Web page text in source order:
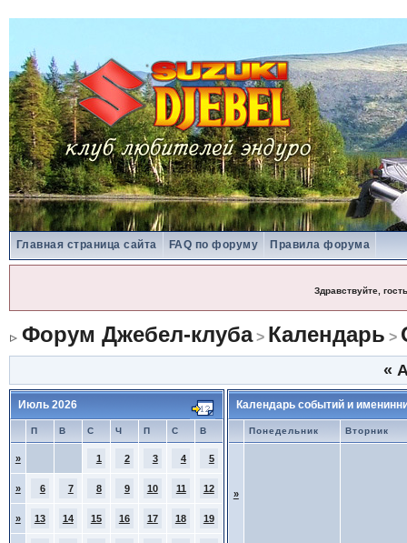
Главная страница сайта FAQ по форуму Правила форума
Здравствуйте, гость
Форум Джебел-клуба> Календарь >
«
Июль 2026
П В С Ч П С В
» 1 2 3 4 5
» 6 7 8 9 10 11 12
» 13 14 15 16 17 18 19
Календарь событий и
Понедельник Вторник
»